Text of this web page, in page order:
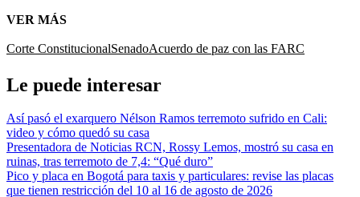
VER MÁS
Corte ConstitucionalSenadoAcuerdo de paz con las FARC
Le puede interesar
Así pasó el exarquero Nélson Ramos terremoto sufrido en Cali:
video y cómo quedó su casa
Presentadora de Noticias RCN, Rossy Lemos, mostró su casa en
ruinas, tras terremoto de 7,4: “Qué duro”
Pico y placa en Bogotá para taxis y particulares: revise las placas
que tienen restricción del 10 al 16 de agosto de 2026